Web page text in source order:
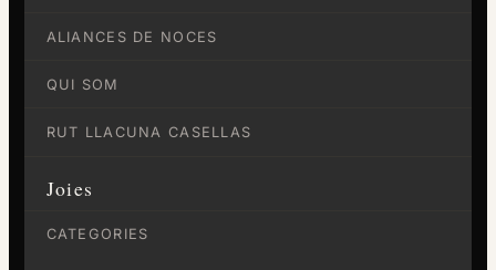
ALIANCES DE NOCES
QUI SOM
RUT LLACUNA CASELLAS
Joies
CATEGORIES